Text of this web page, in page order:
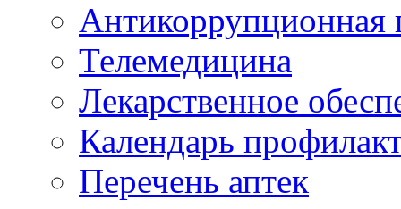
Антикоррупционная
Телемедицина
Лекарственное
Календарь
Перечень аптек